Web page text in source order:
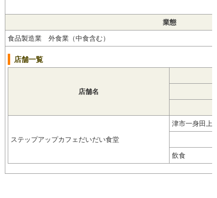
業態
食品製造業 外食業（中食含む）
店舗一覧
店舗名
ステップアップカフェだいだい食堂
津市一身田
飲食